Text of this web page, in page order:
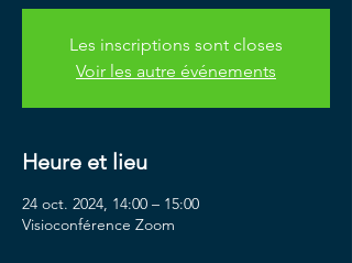
Les inscriptions sont closes
Voir les autre événements
Heure et lieu
24 oct. 2024, 14:00 – 15:00
Visioconférence Zoom